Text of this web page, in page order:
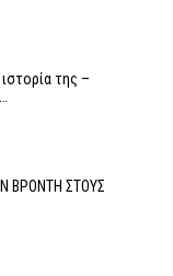
της –
ΒΡΟΝΤΗ ΣΤΟΥΣ